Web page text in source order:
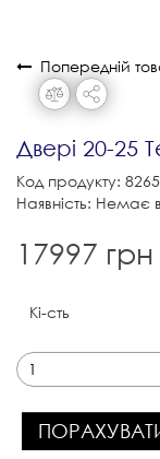
Попередній
Двері 20-25
Код продукту: 8265
Наявність: Немає
17997 грн
Кі-сть